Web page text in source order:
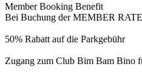
Member Booking Benefit
Bei Buchung der MEMBER RATE
50% Rabatt auf die Parkgebühr
Zugang zum Club Bim Bam Bino